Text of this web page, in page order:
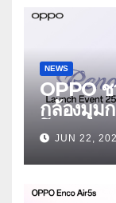
NEWS
OPPO
กล้องมุม
โฟนเพื่อน
งาน
Launch
JUN 22,